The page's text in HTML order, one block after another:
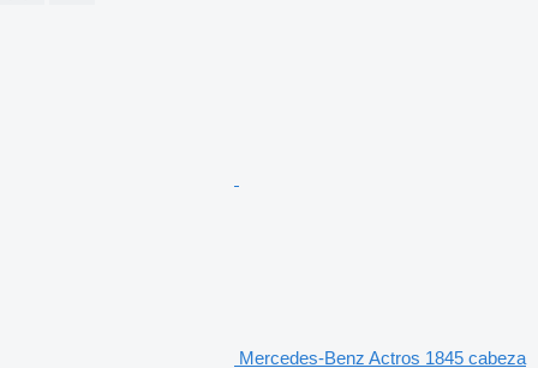
Mercedes-Benz Actros 1845 cabeza